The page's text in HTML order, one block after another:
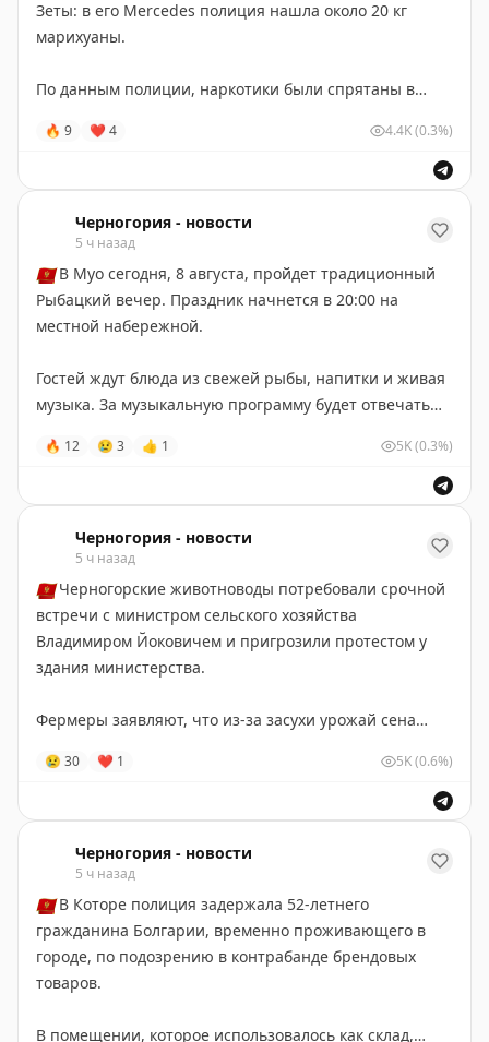
Зеты: в его Mercedes полиция нашла около 20 кг
марихуаны.
По данным полиции, наркотики были спрятаны в
Высшей прокуратуры в Подгорице по подозрению в
Черногория-Новости
🔥 9 ❤ 4 4.4K(0.3%)
Черногория - новости
5 ч назад
🇲🇪В Муо сегодня, 8 августа, пройдет традиционный
Рыбацкий вечер. Праздник начнется в 20:00 на
местной набережной.
Гостей ждут блюда из свежей рыбы, напитки и живая
музыка. За музыкальную программу будет отвечать
🔥 12 😢 3 👍 1 5K(0.3%)
Черногория - новости
5 ч назад
🇲🇪Черногорские животноводы потребовали срочной
встречи с министром сельского хозяйства
Владимиром Йоковичем и пригрозили протестом у
здания министерства.
Фермеры заявляют, что из-за засухи урожай сена
более чем вдвое дороже, что может привести к росту
Черногория-Новости
😢 30 ❤ 1 5K(0.6%)
Черногория - новости
5 ч назад
🇲🇪В Которе полиция задержала 52-летнего
гражданина Болгарии, временно проживающего в
городе, по подозрению в контрабанде брендовых
товаров.
В помещении, которое использовалось как склад,